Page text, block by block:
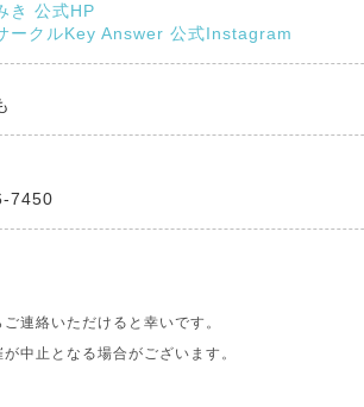
き 公式HP
ークルKey Answer 公式Instagram
7450
ご連絡いただけると幸いです。
中止となる場合がございます。